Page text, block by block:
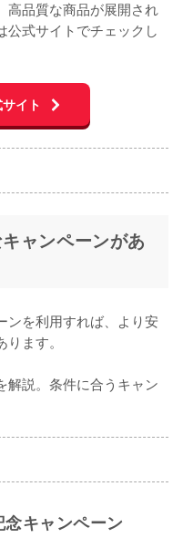
高品質な商品が展開され
公式サイトでチェックし
イト
ャンペーンがあ
ンを利用すれば、より安
ます。
解説。条件に合うキャン
キャンペーン